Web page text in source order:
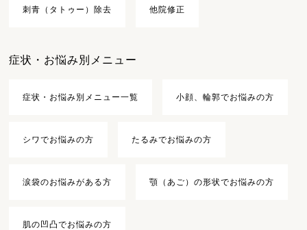
刺青（タトゥー）除去 他院修正
症状・お悩み別メニュー
症状・お悩み別メニュー一覧 小顔、輪郭でお悩みの方
シワでお悩みの方 たるみでお悩みの方
涙袋のお悩みがある方 顎（あご）の形状でお悩みの方
肌の凹凸でお悩みの方